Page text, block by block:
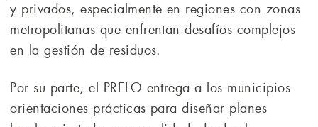
y privados, especialmente en regiones con zonas
metropolitanas que enfrentan desafíos complejos
en la gestión de residuos.
Por su parte, el PRELO entrega a los municipios
orientaciones prácticas para diseñar planes